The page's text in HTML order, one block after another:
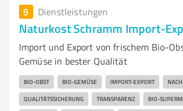
9 Dienstleistungen
Naturkost Schramm Import-
Import und Export von frischem Bio-
Gemüse in bester Qualität
BIO-OBST BIO-GEMÜSE IMPORT-EXPORT
QUALITÄTSSICHERUNG TRANSPARENZ BIO-